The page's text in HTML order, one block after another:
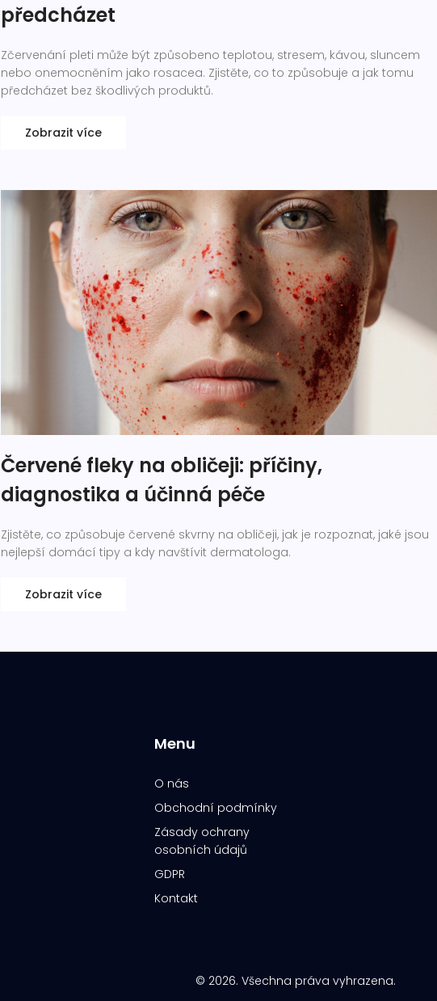
předcházet
Zčervenání pleti může být způsobeno teplotou, stresem, kávou, sluncem
nebo onemocněním jako rosacea. Zjistěte, co to způsobuje a jak tomu
předcházet bez škodlivých produktů.
Zobrazit více
Červené fleky na obličeji: příčiny,
diagnostika a účinná péče
Zjistěte, co způsobuje červené skvrny na obličeji, jak je rozpoznat, jaké jsou
nejlepší domácí tipy a kdy navštívit dermatologa.
Zobrazit více
Menu
O nás
Obchodní podmínky
Zásady ochrany
osobních údajů
GDPR
Kontakt
© 2026. Všechna práva vyhrazena.